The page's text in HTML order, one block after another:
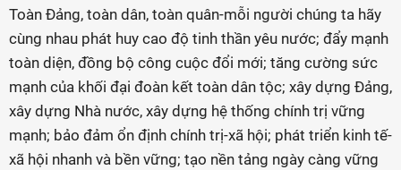
Toàn Đảng, toàn dân, toàn quân-mỗi người chúng ta hãy
cùng nhau phát huy cao độ tinh thần yêu nước; đẩy mạnh
toàn diện, đồng bộ công cuộc đổi mới; tăng cường sức
mạnh của khối đại đoàn kết toàn dân tộc; xây dựng Đảng,
xây dựng Nhà nước, xây dựng hệ thống chính trị vững
mạnh; bảo đảm ổn định chính trị-xã hội; phát triển kinh tế-
xã hội nhanh và bền vững; tạo nền tảng ngày càng vững